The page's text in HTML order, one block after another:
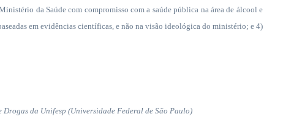
da Saúde com compromisso com a saúde pública na área de álcool e
em evidências científicas, e não na visão ideológica do ministério; e 4)
da Unifesp (Universidade Federal de São Paulo)